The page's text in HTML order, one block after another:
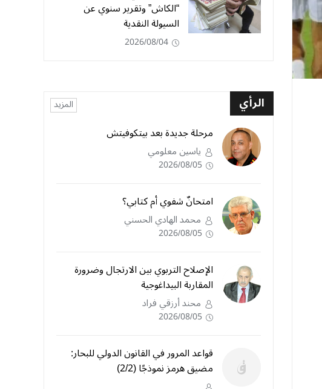
“الكاش” وتقرير سنوي عن
السيولة النقدية
2026/08/04
الرأي المزيد
مرحلة جديدة بعد بيتكوفيتش
ياسين معلومي
2026/08/05
امتحانٌ شفوي أم كتابي؟
محمد الهادي الحسني
2026/08/05
الإصلاح التربوي بين الارتجال وضرورة
المقاربة البيداغوجية
محند أرزقي فراد
2026/08/05
قواعد المرور في القانون الدولي للبحار:
مضيق هرمز نموذجًا (2/2)